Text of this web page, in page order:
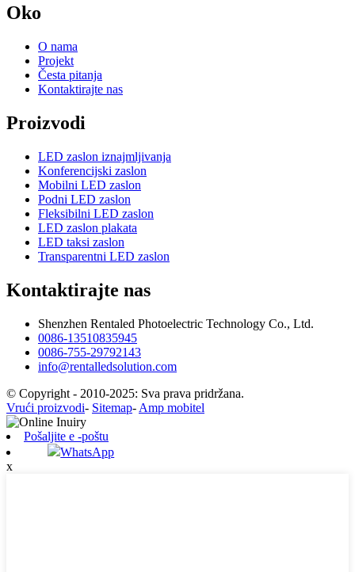
Oko
O nama
Projekt
Česta pitanja
Kontaktirajte nas
Proizvodi
LED zaslon iznajmljivanja
Konferencijski zaslon
Mobilni LED zaslon
Podni LED zaslon
Fleksibilni LED zaslon
LED zaslon plakata
LED taksi zaslon
Transparentni LED zaslon
Kontaktirajte nas
Shenzhen Rentaled Photoelectric Technology Co., Ltd.
0086-13510835945
0086-755-29792143
info@rentalledsolution.com
© Copyright - 2010-2025: Sva prava pridržana.
Vrući proizvodi- Sitemap- Amp mobitel
Pošaljite e -poštu
WhatsApp
x